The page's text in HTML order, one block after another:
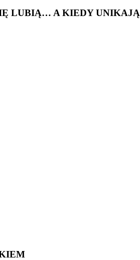
LUBIĄ… A KIEDY UNIKAJĄ